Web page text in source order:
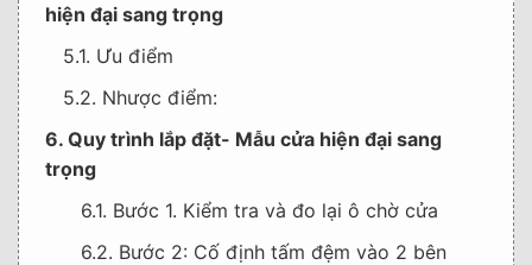
hiện đại sang trọng
5.1. Ưu điểm
5.2. Nhược điểm:
6. Quy trình lắp đặt- Mẫu cửa hiện đại sang
trọng
6.1. Bước 1. Kiểm tra và đo lại ô chờ cửa
6.2. Bước 2: Cố định tấm đệm vào 2 bên